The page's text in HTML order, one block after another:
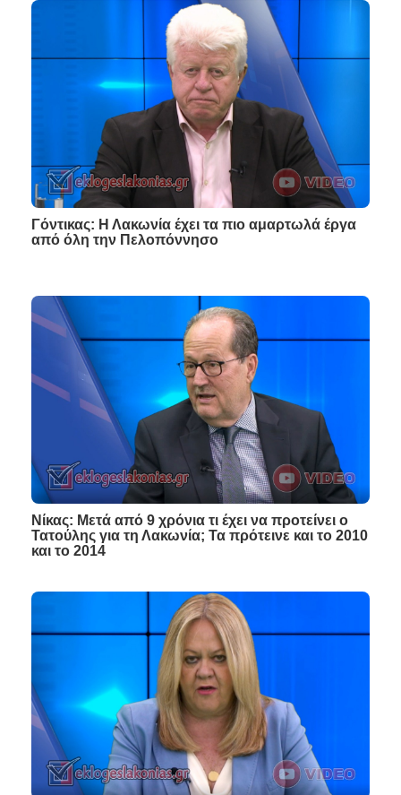
Γόντικας: Η Λακωνία έχει τα πιο αμαρτωλά έργα
από όλη την Πελοπόννησο
Νίκας: Μετά από 9 χρόνια τι έχει να προτείνει ο
Τατούλης για τη Λακωνία; Τα πρότεινε και το 2010
και το 2014